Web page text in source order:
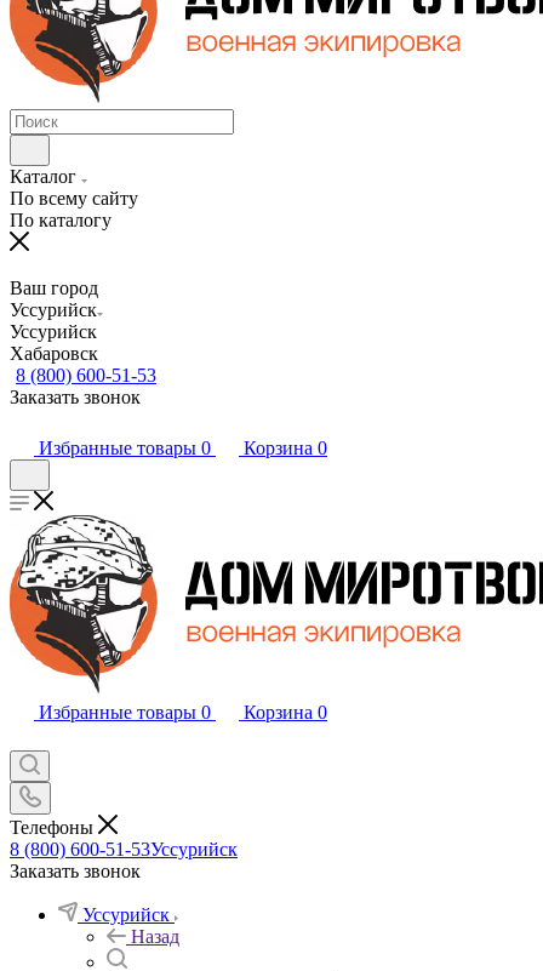
Каталог
По всему сайту
По каталогу
Ваш город
Уссурийск
Уссурийск
Хабаровск
8 (800) 600-51-53
Заказать звонок
Избранные товары 0 Корзина 0
Избранные товары 0 Корзина 0
Телефоны
8 (800) 600-51-53Уссурийск
Заказать звонок
Уссурийск
Назад